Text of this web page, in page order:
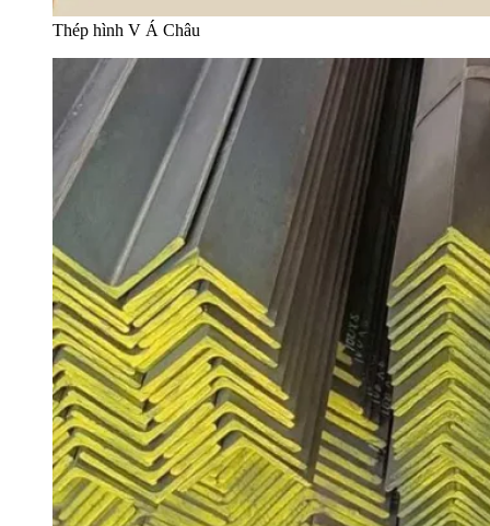
Thép hình V Á Châu